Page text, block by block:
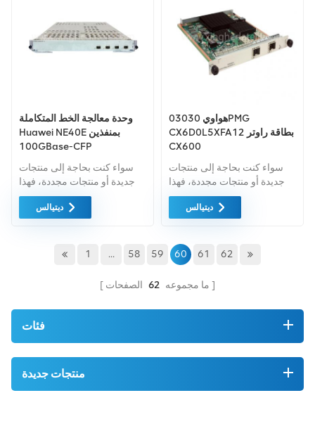
وحدة معالجة الخط المتكاملة
Huawei NE40E بمنفذين
100GBase-CFP
سواء كنت بحاجة إلى منتجات
جديدة أو منتجات مجددة، فهذا
أمر شامل الضمان كمعيار. نحن
فقط نشتري معدات السوق
ديتيالس
هواوي 03030PMG
CX6D0L5XFA12 بطاقة راوتر
CX600
سواء كنت بحاجة إلى منتجات
جديدة أو منتجات مجددة، فهذا
أمر شامل الضمان كمعيار. نحن
فقط نشتري معدات السوق
الممكنة.
ديتيالس
1 ... 58 59 60 61 62
ما مجموعه 62 الصفحات
فئات
منتجات جديدة